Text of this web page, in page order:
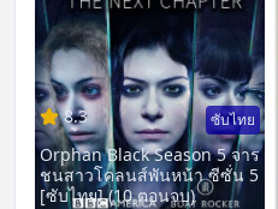
8.3 ซับไทย
Orphan Black Season 5 จาร
ชนสาวโคลนส์พันหน้า ซีซั่น 5
[ซับไทย] (10 ตอนจบ)